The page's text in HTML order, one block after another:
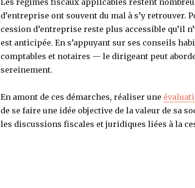
Les régimes fiscaux applicables restent
d’entreprise ont souvent du mal à s’y retrouver.
cession d’entreprise reste plus accessible qu’il
est anticipée. En s’appuyant sur ses conseils
comptables et notaires — le dirigeant peut
sereinement.
En amont de ces démarches, réaliser une
de se faire une idée objective de la valeur de sa
les discussions fiscales et juridiques liées à la